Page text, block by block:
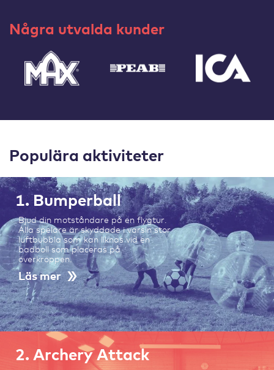
Några utvalda kunder
Populära aktiviteter
1. Bumperball
Bjud din motståndare på en flygtur.
Alla spelare är skyddade i varsin stor
luftbubbla som kan liknas vid en
badboll som placeras på
överkroppen.
Läs mer
2. Archery Attack